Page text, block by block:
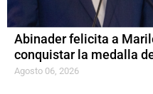
Abinader felicita a
conquistar la medalla
Agosto 06, 2026